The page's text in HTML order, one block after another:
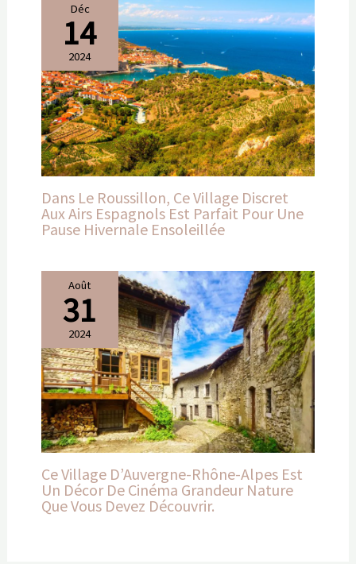
Déc
14
2024
Dans Le Roussillon, Ce Village Discret
Aux Airs Espagnols Est Parfait Pour Une
Pause Hivernale Ensoleillée
Août
31
2024
Ce Village D’Auvergne-Rhône-Alpes Est
Un Décor De Cinéma Grandeur Nature
Que Vous Devez Découvrir.